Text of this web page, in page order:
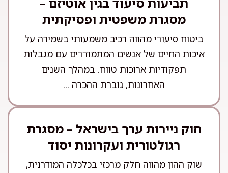
מסגרת משפטית ופסיקתית
ביטוח סיעודי מהווה רכיב משמעותי בשמירה על
איכות החיים של אנשים המתמודדים עם מגבלות
תפקודיות ארוכות טווח. במהלך השנים
האחרונות, גוברת ההכרה ...
חוק ניירות ערך בישראל – מסגרת
רגולטורית ועקרונות יסוד
שוק ההון מהווה חלק מרכזי בכלכלה המודרנית,